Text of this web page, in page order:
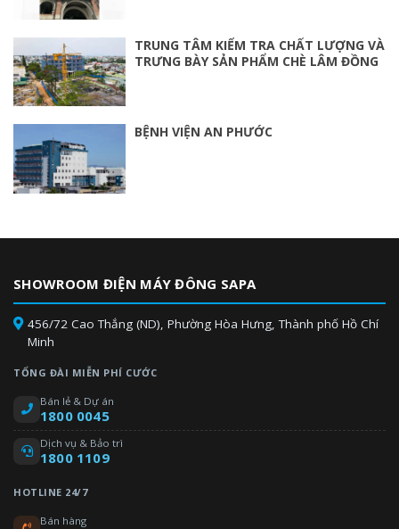
TRUNG TÂM KIỂM TRA CHẤT LƯỢNG VÀ
TRƯNG BÀY SẢN PHẨM CHÈ LÂM ĐỒNG
BỆNH VIỆN AN PHƯỚC
SHOWROOM ĐIỆN MÁY ĐÔNG SAPA
456/72 Cao Thắng (ND), Phường Hòa Hưng, Thành phố Hồ Chí
Minh
TỔNG ĐÀI MIỄN PHÍ CƯỚC
Bán lẻ & Dự án
1800 0045
Dịch vụ & Bảo trì
1800 1109
HOTLINE 24/7
Bán hàng